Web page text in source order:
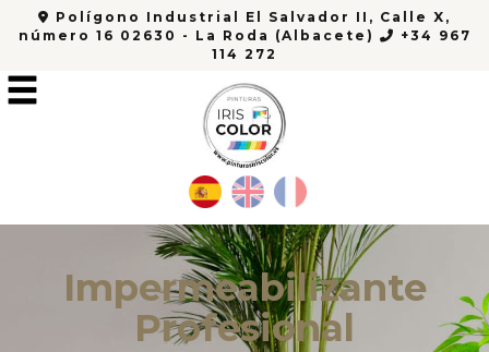
Polígono Industrial El Salvador II, Calle X,
número 16 02630 - La Roda (Albacete)
+34 967
114 272
Impermeabilizante
Profesional